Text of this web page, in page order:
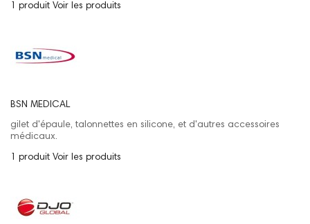
1 produit Voir les produits
BSN MEDICAL
gilet d'épaule, talonnettes en silicone, et d'autres accessoires
médicaux.
1 produit Voir les produits